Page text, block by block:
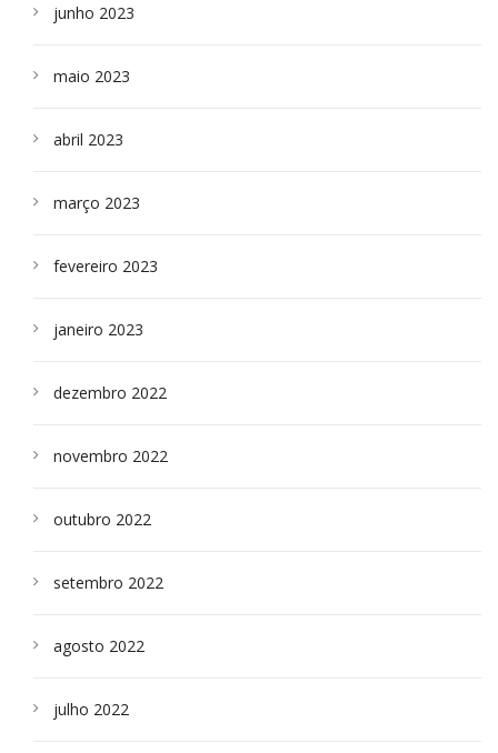
junho 2023
maio 2023
abril 2023
março 2023
fevereiro 2023
janeiro 2023
dezembro 2022
novembro 2022
outubro 2022
setembro 2022
agosto 2022
julho 2022